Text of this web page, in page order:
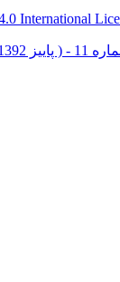
International